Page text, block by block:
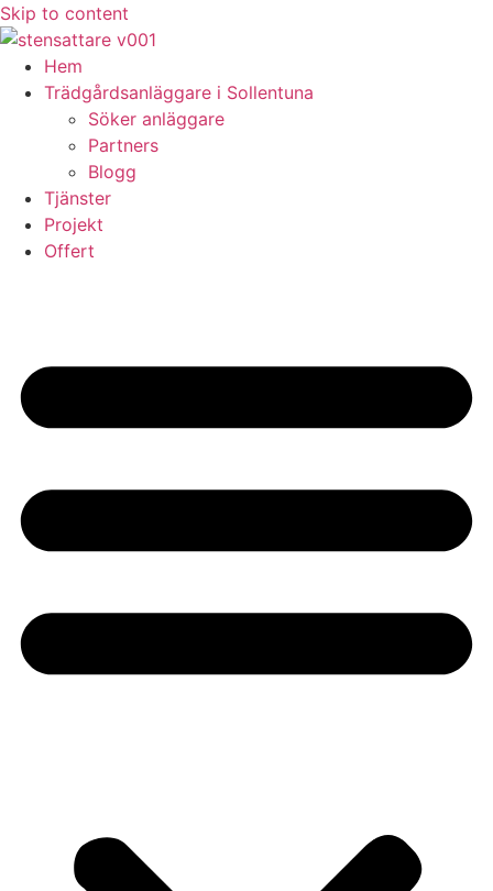
Skip to content
Hem
Trädgårdsanläggare i Sollentuna
Söker anläggare
Partners
Blogg
Tjänster
Projekt
Offert